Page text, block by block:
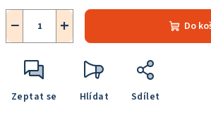
+
− Do
Zeptat se Hlídat Sdílet